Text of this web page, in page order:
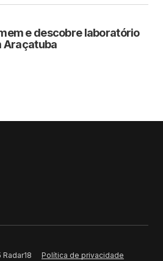
e descobre laboratório
Araçatuba
Política de privacidade